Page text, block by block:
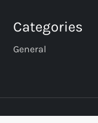
Categories
General